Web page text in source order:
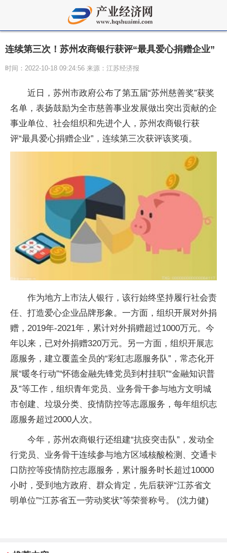
连续第三次！苏州农商银行获评“最具爱心捐赠企业”
时间：2022-10-18 09:24:56 来源：江苏经济报
近日，苏州市政府公布了第五届“苏州慈善奖”获奖
名单，表扬鼓励为全市慈善事业发展做出突出贡献的企
事业单位、社会组织和先进个人，苏州农商银行获
评“最具爱心捐赠企业”，连续第三次获评该奖项。
作为地方上市法人银行，该行始终坚持履行社会责
任、打造爱心企业品牌形象。一方面，组织开展对外捐
赠，2019年-2021年，累计对外捐赠超过1000万元。今
年以来，已对外捐赠320万元。另一方面，组织开展志
愿服务，建立覆盖全员的“彩虹志愿服务队”，常态化开
展“暖冬行动”“怀德金融先锋党员到村挂职”“金融知识普
及”等工作，组织青年党员、业务骨干参与地方文明城
市创建、垃圾分类、疫情防控等志愿服务，每年组织志
愿服务超过2000人次。
今年，苏州农商银行还组建“抗疫突击队”，发动全
行党员、业务骨干连续参与地方区域核酸检测、交通卡
口防控等疫情防控志愿服务，累计服务时长超过10000
小时，受到地方政府、群众肯定，先后获评“江苏省文
明单位”“江苏省五一劳动奖状”等荣誉称号。 (沈力健)